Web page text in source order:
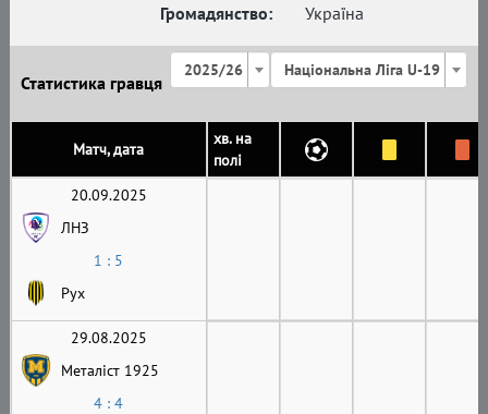
Громадянство:
Україна
Статистика гравця
2025/26 Національна Ліга U-19
Матч, дата
хв. на
полі
20.09.2025
ЛНЗ
1 : 5
Рух
29.08.2025
Металіст 1925
4 : 4